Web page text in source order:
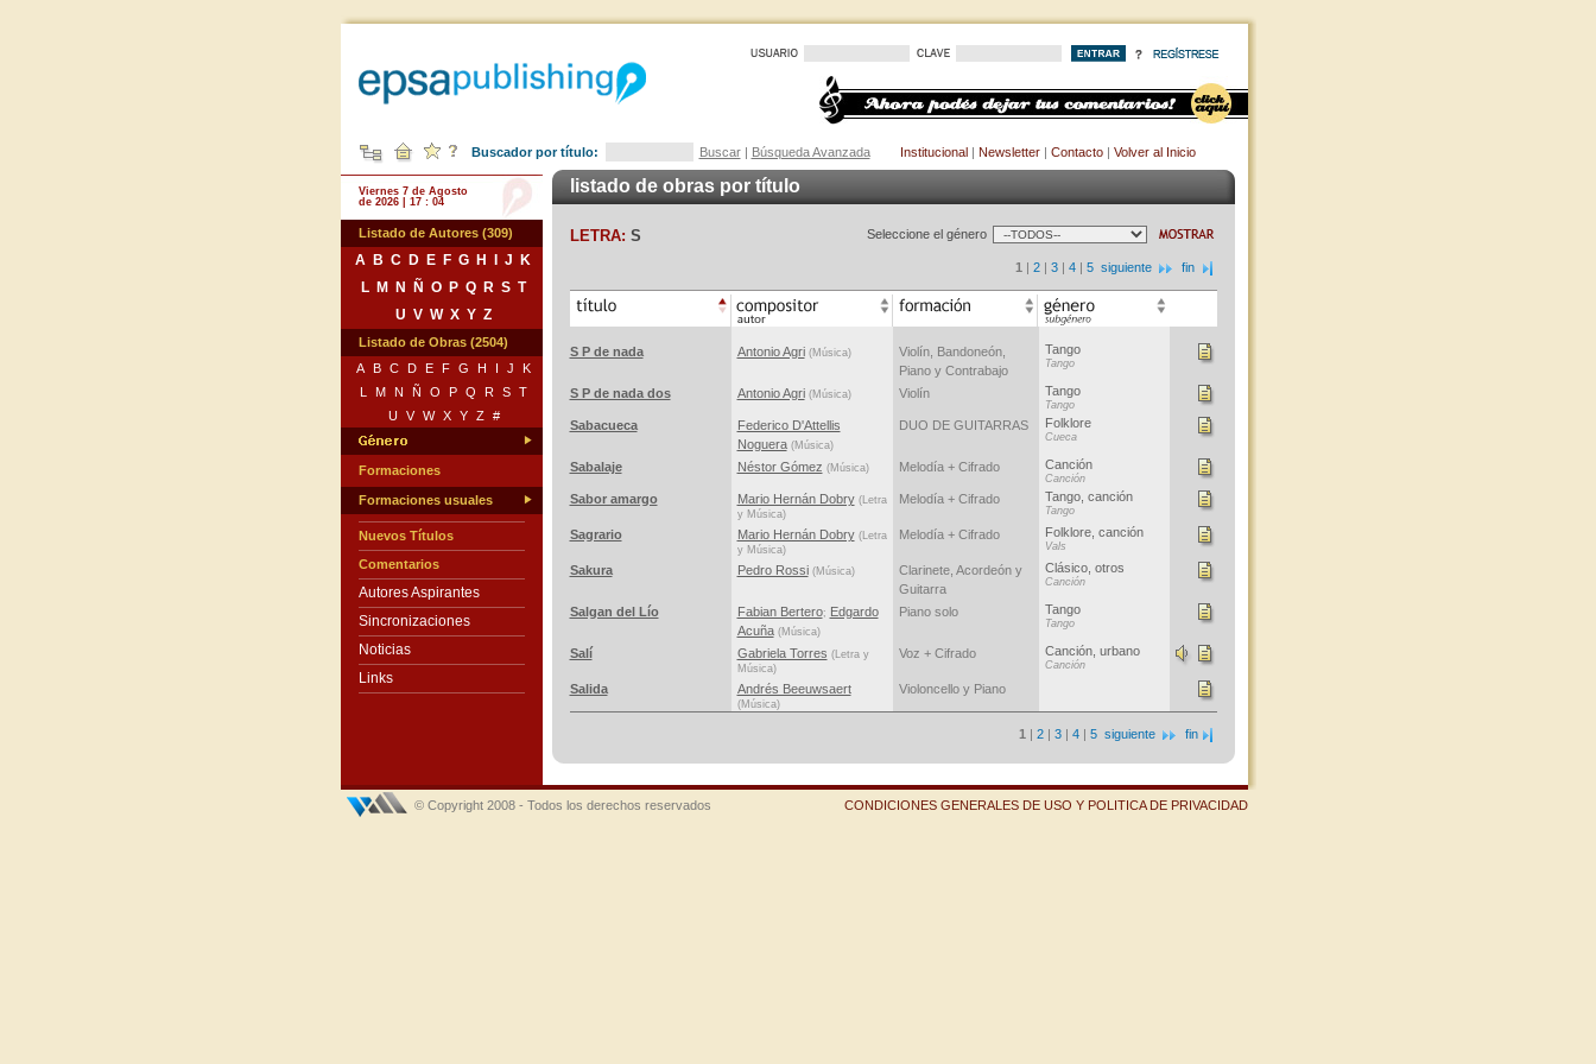
Buscador por título: Buscar| Búsqueda Avanzada Institucional| Newsletter| Contacto| Volver al Inicio
Viernes 7 de Agosto
de 2026 | 17 : 04
Listado de Autores (309)
A B C D E F G H J
K
L
M N Ñ O P Q R S T
U V W X Y Z
Listado de Obras (2504)
A
B C D E F G H I J
K
L
M N Ñ O P Q R S T
U
V W X Y Z #
Formaciones
Formaciones usuales
Nuevos Títulos
Comentarios
Autores Aspirantes
Sincronizaciones
Noticias
Links
listado de obras por título
LETRA: S Seleccione el género
1 | 2| 3| 4| 5 siguiente fin
S P de nada Antonio Agri(Música)
Violín, Bandoneón,
Piano y Contrabajo
Tango
Tango
S P de nada dos Antonio Agri(Música) Violín Tango
Tango
Sabacueca
Federico D'Attellis
Noguera(Música)
DUO DE GUITARRAS Folklore
Cueca
Sabalaje Néstor Gómez (Música) Melodía + Cifrado Canción
Canción
Sabor amargo Mario Hernán Dobry(Letra
y Música)
Melodía + Cifrado Tango, canción
Tango
Sagrario Mario Hernán Dobry(Letra
y Música)
Melodía + Cifrado Folklore, canción
Vals
Sakura Pedro Rossi(Música)
Clarinete, Acordeón y
Guitarra
Clásico, otros
Canción
Salgan del Lío Fabian Bertero; Edgardo
Acuña(Música)
Piano solo Tango
Tango
Salí Gabriela Torres (Letra y
Música)
Voz + Cifrado Canción, urbano
Canción
Salida Andrés Beeuwsaert
(Música)
Violoncello y Piano
1 | 2| 3| 4| 5 siguiente fin
© Copyright 2008 - Todos los derechos reservados CONDICIONES GENERALES DE USO Y POLITICA DE PRIVACIDAD